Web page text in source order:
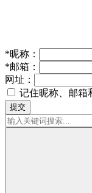
*昵称：
*邮箱：
网址：
记住昵称、邮箱
提交